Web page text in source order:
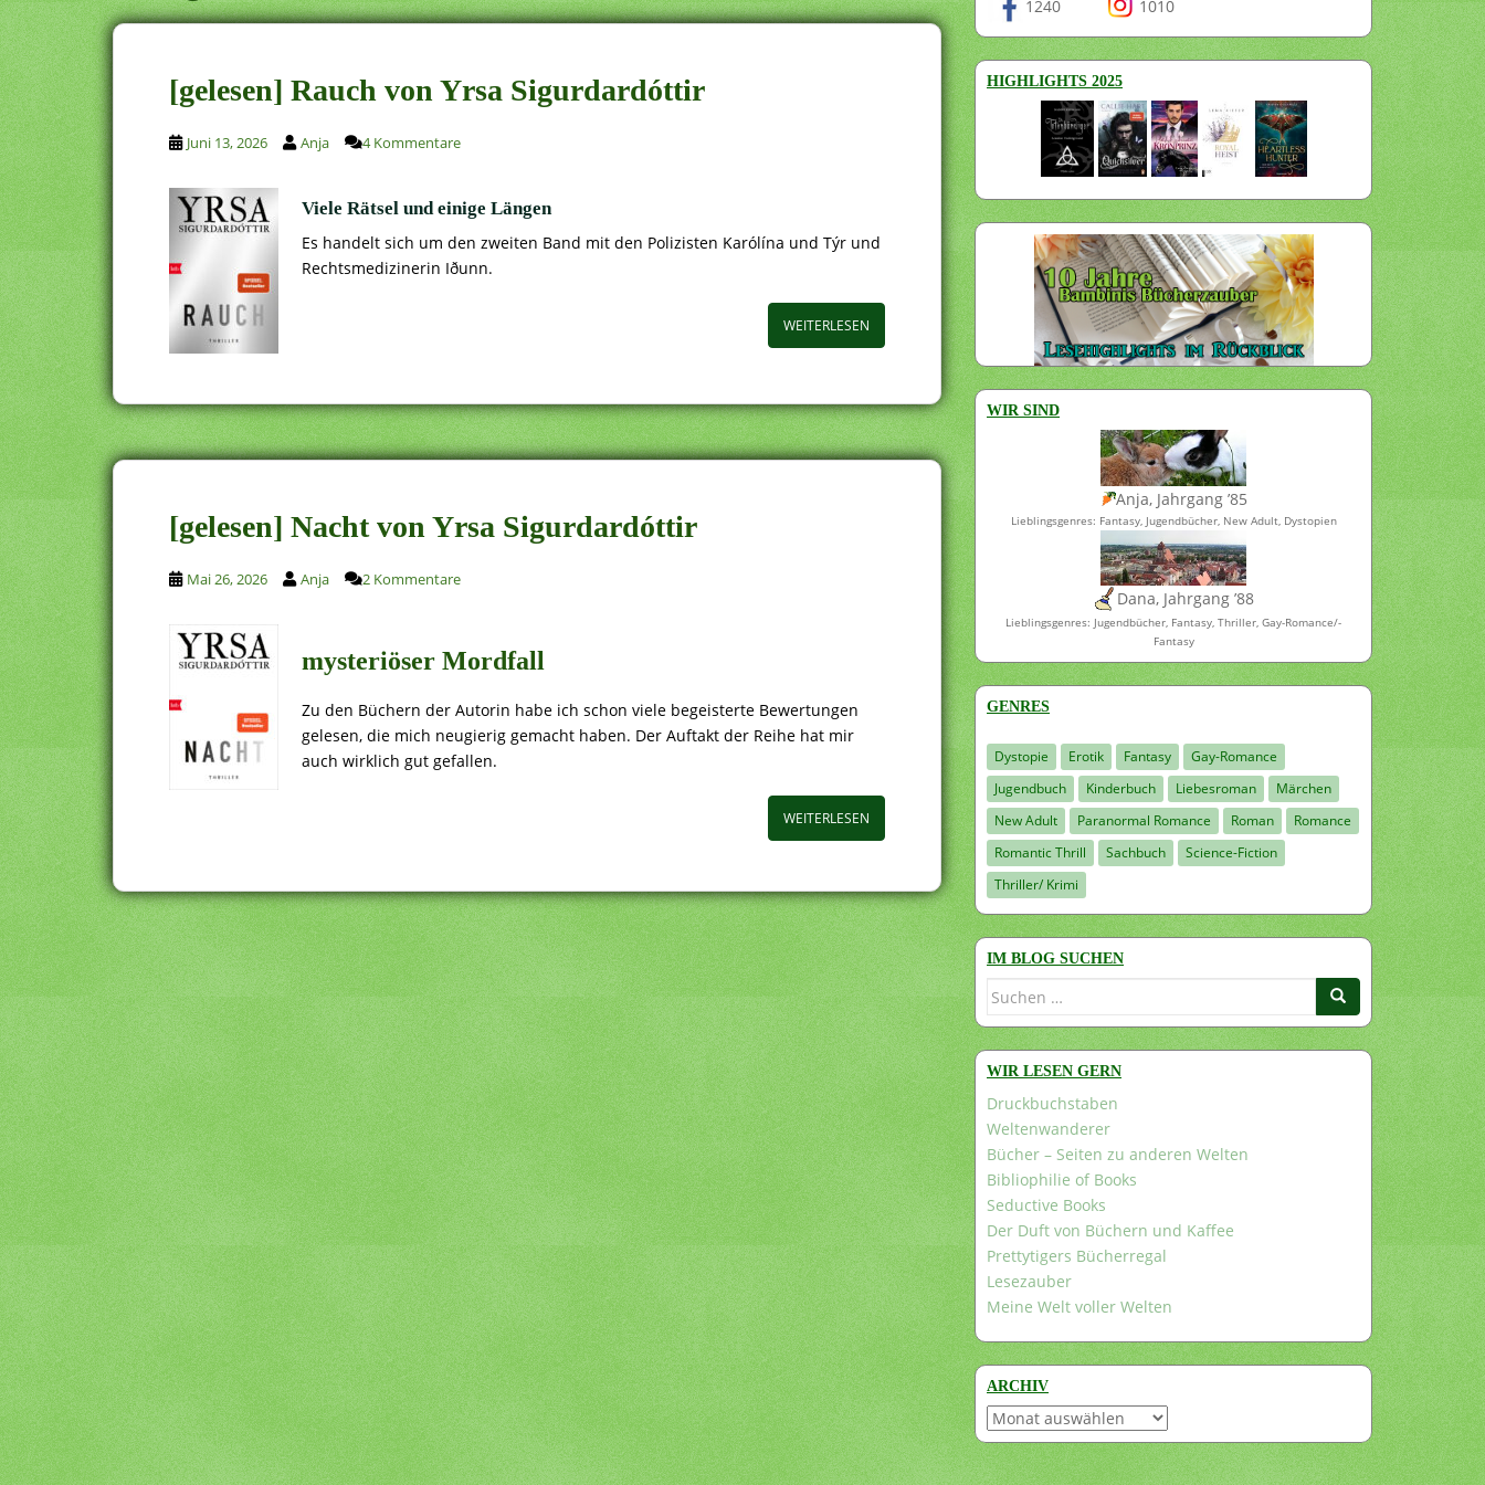
[gelesen] Rauch von Yrsa Sigurdardóttir
Juni 13, 2026 Anja 4 Kommentare
Viele Rätsel und einige Längen
Es handelt sich um den zweiten Band mit den Polizisten Karólína und Týr und
Rechtsmedizinerin Iðunn.
WEITERLESEN
[gelesen] Nacht von Yrsa Sigurdardóttir
Mai 26, 2026 Anja 2 Kommentare
mysteriöser Mordfall
Zu den Büchern der Autorin habe ich schon viele begeisterte Bewertungen
gelesen, die mich neugierig gemacht haben. Der Auftakt der Reihe hat mir
auch wirklich gut gefallen.
WEITERLESEN
1240 1010
HIGHLIGHTS 2025
WIR SIND
Anja, Jahrgang ’85
Lieblingsgenres: Fantasy, Jugendbücher, New Adult, Dystopien
Dana, Jahrgang ’88
Lieblingsgenres: Jugendbücher, Fantasy, Thriller, Gay-Romance/-
Fantasy
GENRES
Dystopie Erotik Fantasy
Gay-Romance
Jugendbuch
Kinderbuch Liebesroman
Märchen
New Adult
Paranormal Romance Roman
Romance
Romantic Thrill
Sachbuch
Science-Fiction
Thriller/ Krimi
IM BLOG SUCHEN
Suchen
WIR LESEN GERN
Druckbuchstaben
Weltenwanderer
Bücher – Seiten zu anderen Welten
Bibliophilie of Books
Seductive Books
Der Duft von Büchern und Kaffee
Prettytigers Bücherregal
Lesezauber
Meine Welt voller Welten
ARCHIV
Archiv